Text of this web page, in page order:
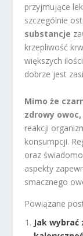
przyjmujące
szczególnie
substancje
krzepliwość
większych
dobrze jest
Mimo że
zdrowy owoc,
reakcji
konsumpcji.
oraz
aspekty
smacznego
Powiązane
Jak